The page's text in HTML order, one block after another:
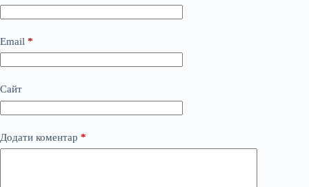
Email *
Сайт
Додати коментар *